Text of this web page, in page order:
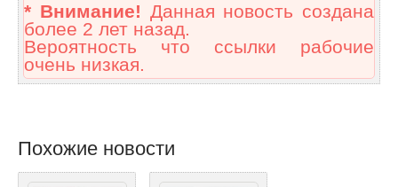
* Внимание! Данная новость создана
более 2 лет назад.
Вероятность что ссылки рабочие
очень низкая.
Похожие новости